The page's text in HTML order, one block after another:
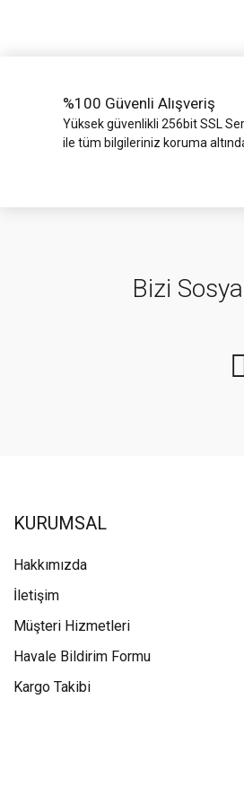
%100 Güvenli Alışveriş
Yüksek güvenlikli 256bit SSL
ile tüm bilgileriniz koruma
Bizi
KURUMSAL
Hakkımızda
İletişim
Müşteri Hizmetleri
Havale Bildirim Formu
Kargo Takibi